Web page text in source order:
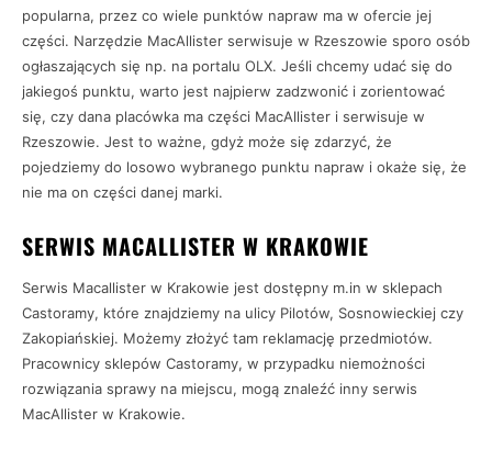
popularna, przez co wiele punktów napraw ma w ofercie jej
części. Narzędzie MacAllister serwisuje w Rzeszowie sporo osób
ogłaszających się np. na portalu OLX. Jeśli chcemy udać się do
jakiegoś punktu, warto jest najpierw zadzwonić i zorientować
się, czy dana placówka ma części MacAllister i serwisuje w
Rzeszowie. Jest to ważne, gdyż może się zdarzyć, że
pojedziemy do losowo wybranego punktu napraw i okaże się, że
nie ma on części danej marki.
SERWIS MACALLISTER W KRAKOWIE
Serwis Macallister w Krakowie jest dostępny m.in w sklepach
Castoramy, które znajdziemy na ulicy Pilotów, Sosnowieckiej czy
Zakopiańskiej. Możemy złożyć tam reklamację przedmiotów.
Pracownicy sklepów Castoramy, w przypadku niemożności
rozwiązania sprawy na miejscu, mogą znaleźć inny serwis
MacAllister w Krakowie.